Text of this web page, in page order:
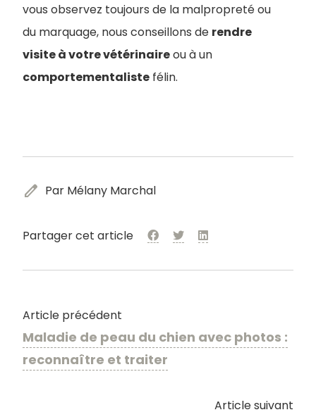
vous observez toujours de la malpropreté ou
du marquage, nous conseillons de rendre
visite à votre vétérinaireou à un
comportementaliste félin.
edit Par Mélany Marchal
Partager cet article
Article précédent
Maladie de peau du chien avec photos :
reconnaître et traiter
Article suivant